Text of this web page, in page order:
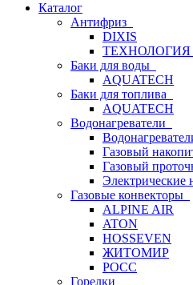
Каталог
Антифриз
DIXIS
Баки для воды
AQUATECH
Баки для топлива
AQUATECH
Водонагреватели
Газовый
Газовый
Электрические
Газовые конвекторы
ALPINE AIR
ATON
HOSSEVEN
ЖИТОМИР
РОСС
Горелки